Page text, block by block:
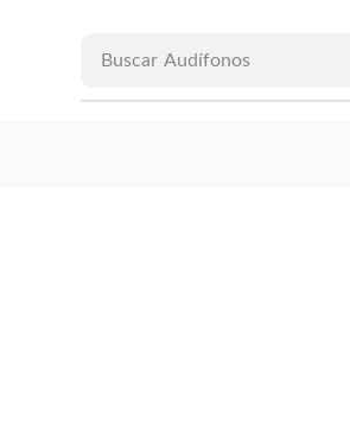
Buscar Audífonos